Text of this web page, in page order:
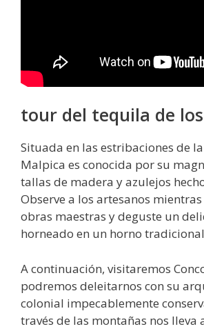
tour del tequila de
Situada en las estribaciones de
Malpica es conocida por su
tallas de madera y azulejos
Observe a los artesanos
obras maestras y deguste un
horneado en un horno
A continuación, visitaremos
podremos deleitarnos con su
colonial impecablemente
través de las montañas nos lleva